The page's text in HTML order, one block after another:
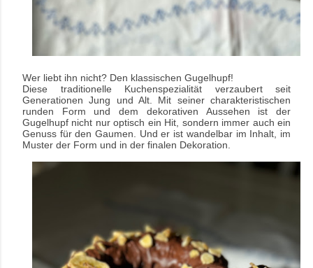
Wer liebt ihn nicht? Den klassischen Gugelhupf!
Diese traditionelle Kuchenspezialität verzaubert seit
Generationen Jung und Alt. Mit seiner charakteristischen
runden Form und dem dekorativen Aussehen ist der
Gugelhupf nicht nur optisch ein Hit, sondern immer auch ein
Genuss für den Gaumen. Und er ist wandelbar im Inhalt, im
Muster der Form und in der finalen Dekoration.